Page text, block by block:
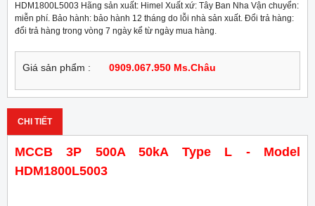
HDM1800L5003 Hãng sản xuất: Himel Xuất xứ: Tây Ban Nha Vận chuyển:
miễn phí. Bảo hành: bảo hành 12 tháng do lỗi nhà sản xuất. Đổi trả hàng:
đổi trả hàng trong vòng 7 ngày kể từ ngày mua hàng.
Giá sản phẩm : 0909.067.950 Ms.Châu
CHI TIẾT
MCCB 3P 500A 50kA Type L - Model
HDM1800L5003